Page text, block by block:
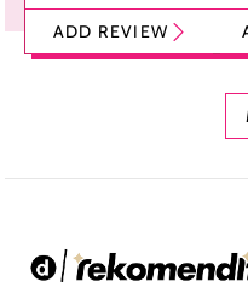
Tint Stick,
Foundation dan
ADD REVIEW